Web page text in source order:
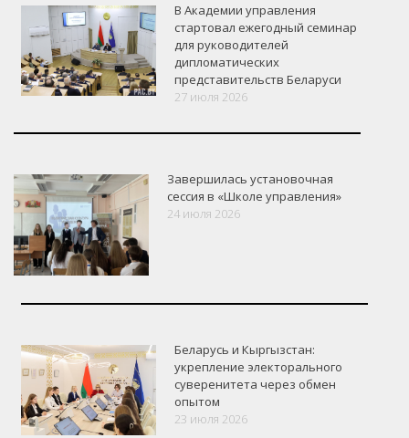
VK Google+ Facebook
В Академии управления
стартовал ежегодный семинар
для руководителей
дипломатических
представительств Беларуси
27 июля 2026
Завершилась установочная
сессия в «Школе управления»
24 июля 2026
Беларусь и Кыргызстан:
укрепление электорального
суверенитета через обмен
опытом
23 июля 2026